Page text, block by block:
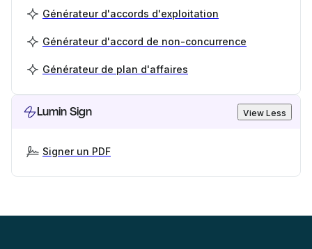
Générateur d'accords d'exploitation
Générateur d'accord de non-concurrence
Générateur de plan d'affaires
Lumin Sign View Less
Signer un PDF